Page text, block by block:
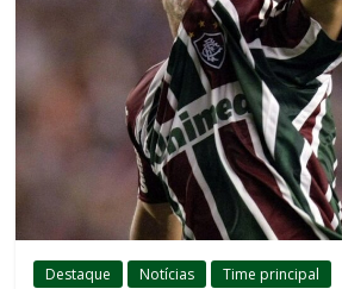
Destaque Notícias Time principal